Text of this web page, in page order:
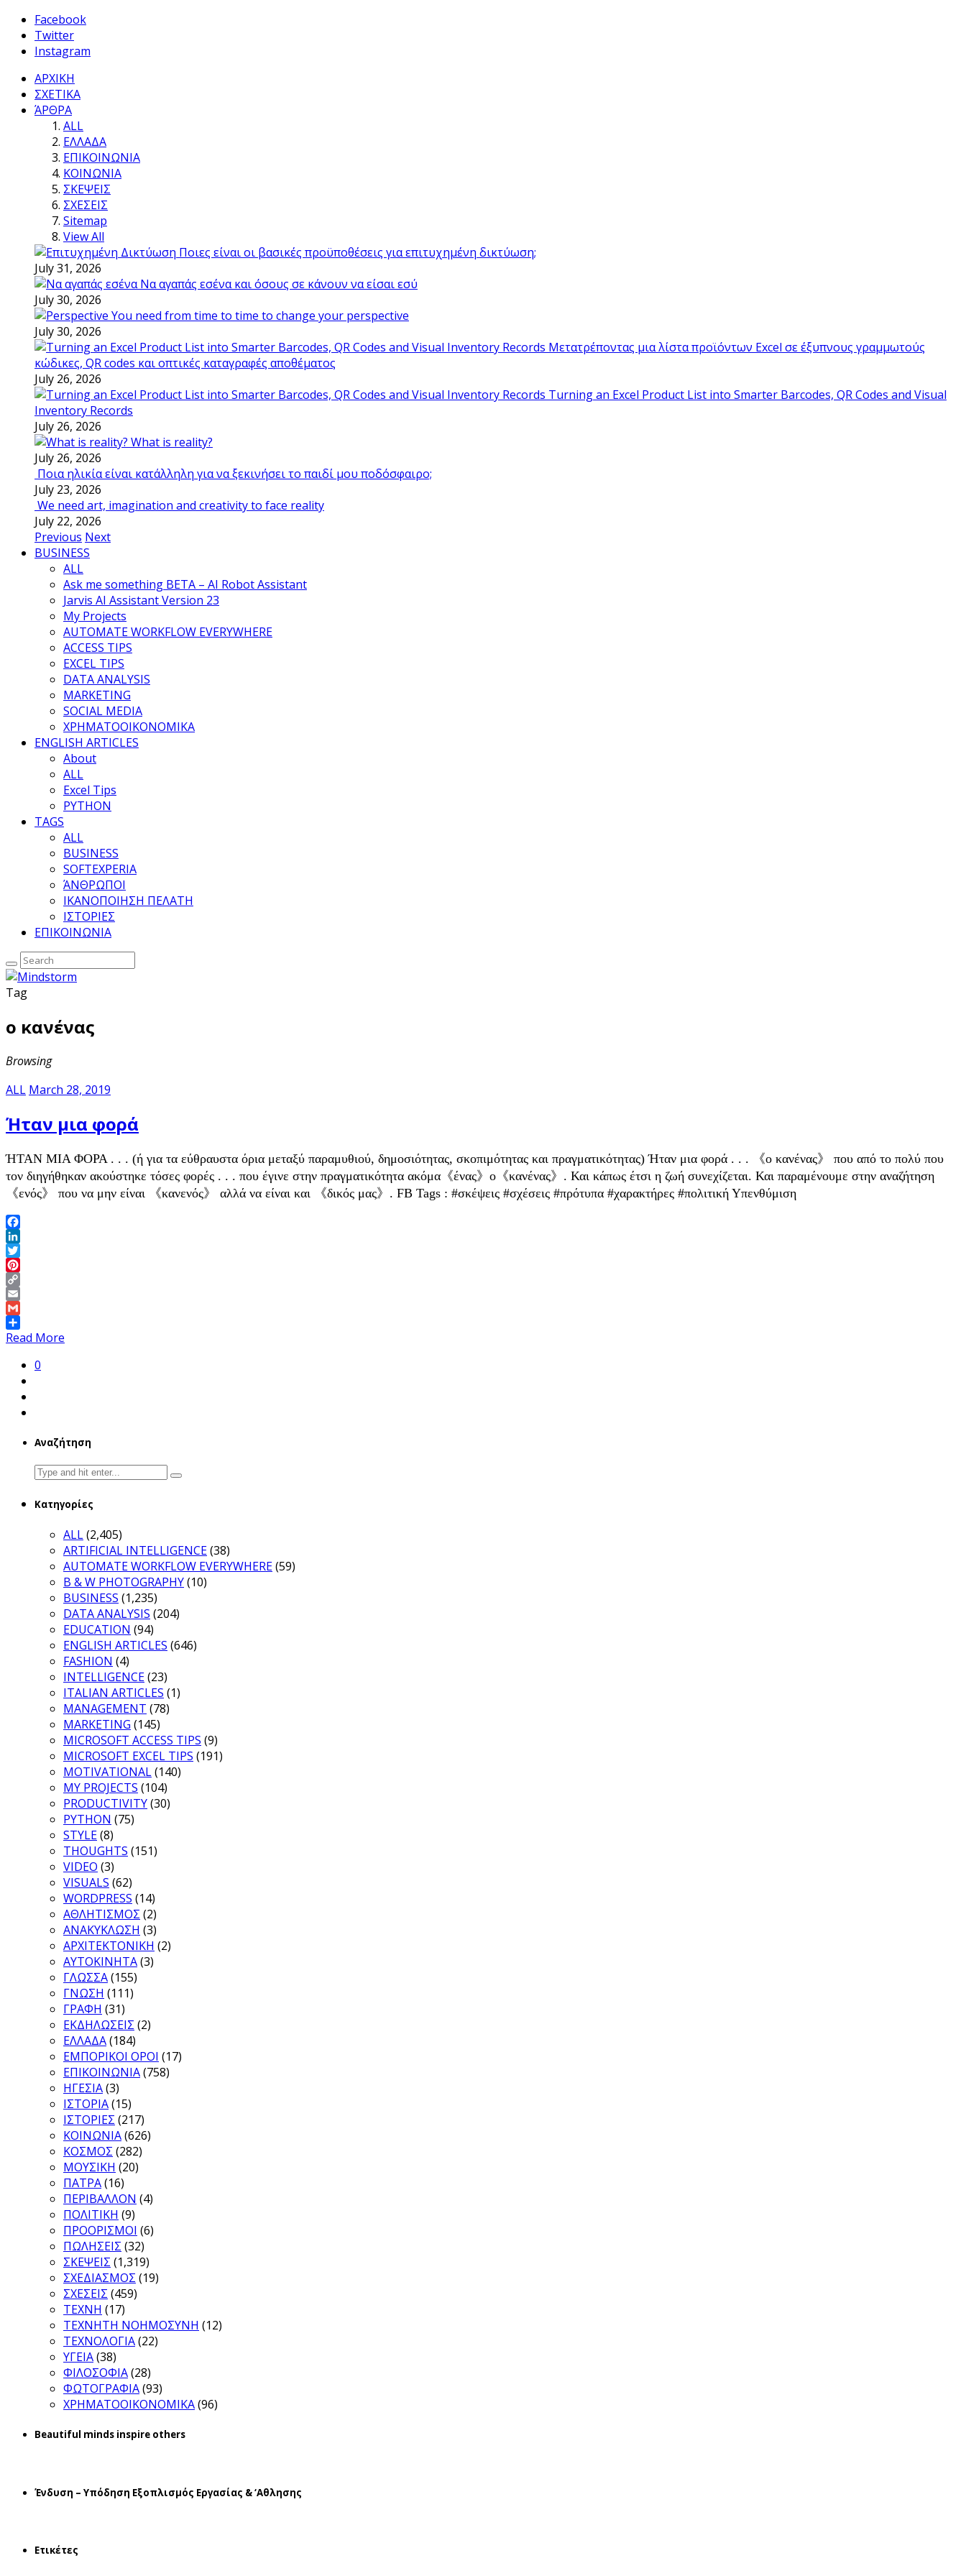
Facebook
Twitter
Instagram
ΑΡΧΙΚΗ
ΣΧΕΤΙΚΑ
ΆΡΘΡΑ
ALL
ΕΛΛΑΔΑ
ΕΠΙΚΟΙΝΩΝΙΑ
ΚΟΙΝΩΝΙΑ
ΣΚΕΨΕΙΣ
ΣΧΕΣΕΙΣ
Sitemap
View All
Ποιες είναι οι βασικές προϋποθέσεις για επιτυχημένη δικτύωση;
July 31, 2026
Να αγαπάς εσένα και όσους σε κάνουν να είσαι εσύ
July 30, 2026
You need from time to time to change your perspective
July 30, 2026
Μετατρέποντας μια λίστα προϊόντων Excel σε έξυπνους γραμμωτούς
κώδικες, QR codes και οπτικές καταγραφές αποθέματος
July 26, 2026
Turning an Excel Product List into Smarter Barcodes, QR Codes and Visual
Inventory Records
July 26, 2026
What is reality?
July 26, 2026
Ποια ηλικία είναι κατάλληλη για να ξεκινήσει το παιδί μου ποδόσφαιρο;
July 23, 2026
We need art, imagination and creativity to face reality
July 22, 2026
Previous Next
BUSINESS
ALL
Ask me something BETA – AI Robot Assistant
Jarvis AI Assistant Version 23
My Projects
AUTOMATE WORKFLOW EVERYWHERE
ACCESS TIPS
EXCEL TIPS
DATA ANALYSIS
MARKETING
SOCIAL MEDIA
ΧΡΗΜΑΤΟΟΙΚΟΝΟΜΙΚΑ
ENGLISH ARTICLES
About
ALL
Excel Tips
PYTHON
TAGS
ALL
BUSINESS
SOFTEXPERIA
ΆΝΘΡΩΠΟΙ
ΙΚΑΝΟΠΟΙΗΣΗ ΠΕΛΑΤΗ
ΙΣΤΟΡΙΕΣ
ΕΠΙΚΟΙΝΩΝΙΑ
Tag
ο κανένας
Browsing
ALL March 28, 2019
Ήταν μια φορά
ΉΤΑΝ ΜΙΑ ΦΟΡΑ . . . (ή για τα εύθραυστα όρια μεταξύ παραμυθιού, δημοσιότητας, σκοπιμότητας και πραγματικότητας) Ήταν μια φορά . . . 《ο κανένας》 που από το πολύ που
τον διηγήθηκαν ακούστηκε τόσες φορές . . . που έγινε στην πραγματικότητα ακόμα《ένας》ο《κανένας》. Και κάπως έτσι η ζωή συνεχίζεται. Και παραμένουμε στην αναζήτηση
《ενός》 που να μην είναι 《κανενός》 αλλά να είναι και 《δικός μας》. FB Tags : #σκέψεις #σχέσεις #πρότυπα #χαρακτήρες #πολιτική Υπενθύμιση
Facebook
LinkedIn
Twitter
Pinterest
Copy
Link
Email
Gmail
Share
Read More
0
Αναζήτηση
Search
for:
Κατηγορίες
ALL(2,405)
ARTIFICIAL INTELLIGENCE(38)
AUTOMATE WORKFLOW EVERYWHERE(59)
B & W PHOTOGRAPHY(10)
BUSINESS (1,235)
DATA ANALYSIS (204)
EDUCATION (94)
ENGLISH ARTICLES (646)
FASHION (4)
INTELLIGENCE(23)
ITALIAN ARTICLES (1)
MANAGEMENT (78)
MARKETING (145)
MICROSOFT ACCESS TIPS (9)
MICROSOFT EXCEL TIPS (191)
MOTIVATIONAL(140)
MY PROJECTS (104)
PRODUCTIVITY(30)
PYTHON (75)
STYLE(8)
THOUGHTS (151)
VIDEO (3)
VISUALS (62)
WORDPRESS (14)
ΑΘΛΗΤΙΣΜΟΣ (2)
ΑΝΑΚΥΚΛΩΣΗ (3)
ΑΡΧΙΤΕΚΤΟΝΙΚΗ (2)
ΑΥΤΟΚΙΝΗΤΑ(3)
ΓΛΩΣΣΑ(155)
ΓΝΩΣΗ (111)
ΓΡΑΦΗ (31)
ΕΚΔΗΛΩΣΕΙΣ (2)
ΕΛΛΑΔΑ(184)
ΕΜΠΟΡΙΚΟΙ ΟΡΟΙ (17)
ΕΠΙΚΟΙΝΩΝΙΑ(758)
ΗΓΕΣΙΑ(3)
ΙΣΤΟΡΙΑ(15)
ΙΣΤΟΡΙΕΣ (217)
ΚΟΙΝΩΝΙΑ(626)
ΚΟΣΜΟΣ (282)
ΜΟΥΣΙΚΗ (20)
ΠΑΤΡΑ(16)
ΠΕΡΙΒΑΛΛΟΝ (4)
ΠΟΛΙΤΙΚΗ (9)
ΠΡΟΟΡΙΣΜΟΙ (6)
ΠΩΛΗΣΕΙΣ (32)
ΣΚΕΨΕΙΣ (1,319)
ΣΧΕΔΙΑΣΜΟΣ (19)
ΣΧΕΣΕΙΣ (459)
ΤΕΧΝΗ (17)
ΤΕΧΝΗΤΗ ΝΟΗΜΟΣΥΝΗ (12)
ΤΕΧΝΟΛΟΓΙΑ(22)
ΥΓΕΙΑ(38)
ΦΙΛΟΣΟΦΙΑ(28)
ΦΩΤΟΓΡΑΦΙΑ(93)
ΧΡΗΜΑΤΟΟΙΚΟΝΟΜΙΚΑ(96)
Beautiful minds inspire others
Ένδυση – Υπόδηση Εξοπλισμός Εργασίας & ‘Aθλησης
Ετικέτες